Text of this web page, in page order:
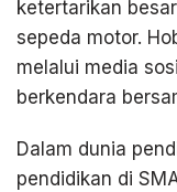
ketertarikan
sepeda motor.
melalui media
berkendara
Dalam dunia
pendidikan di